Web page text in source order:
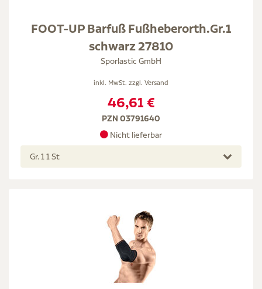
FOOT-UP Barfuß Fußheberorth.Gr.1
schwarz 27810
Sporlastic GmbH
inkl. MwSt. zzgl. Versand
46,61 €
PZN 03791640
Nicht lieferbar
Gr. 1 1 St